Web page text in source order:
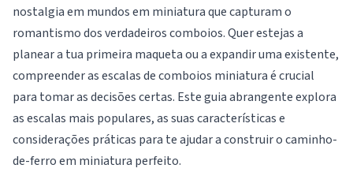
nostalgia em mundos em miniatura que capturam o
romantismo dos verdadeiros comboios. Quer estejas a
planear a tua primeira maqueta ou a expandir uma existente,
compreender as escalas de comboios miniatura é crucial
para tomar as decisões certas. Este guia abrangente explora
as escalas mais populares, as suas características e
considerações práticas para te ajudar a construir o caminho-
de-ferro em miniatura perfeito.